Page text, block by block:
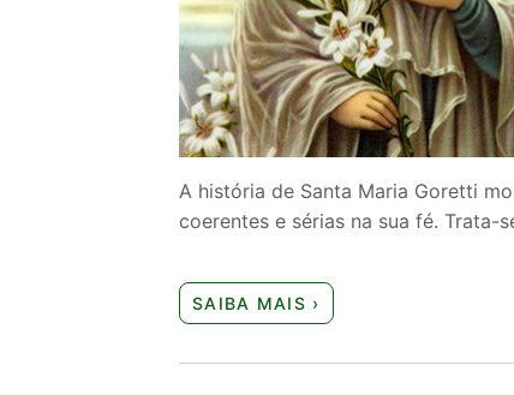
A história de Santa Maria Goretti
coerentes e sérias na sua fé. Trata-
SAIBA MAIS ›